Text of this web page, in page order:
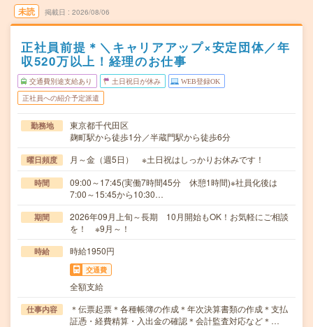
未読 掲載日 2026/08/06
正社員前提＊＼キャリアアップ×安定団体／年
収520万以上！経理のお仕事
交通費別途支給あり 土日祝日が休み WEB登録OK
正社員への紹介予定派遣
勤務地
東京都千代田区
麹町駅から徒歩1分／半蔵門駅から徒歩6分
曜日頻度 月～金（週5日） ※土日祝はしっかりお休みです！
時間
09:00～17:45(実働7時間45分 休憩1時間)※社員化後は
7:00～15:45から10:30…
期間
2026年09月上旬～長期 10月開始もOK！お気軽にご相談
を！ ※9月～！
時給 時給1950円
交通費
全額支給
仕事内容
＊伝票起票＊各種帳簿の作成＊年次決算書類の作成＊支払
証憑・経費精算・入出金の確認＊会計監査対応など＊…